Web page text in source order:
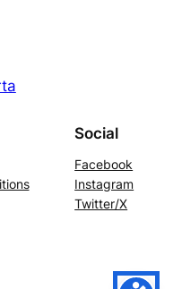
Social
Facebook
Instagram
Twitter/X